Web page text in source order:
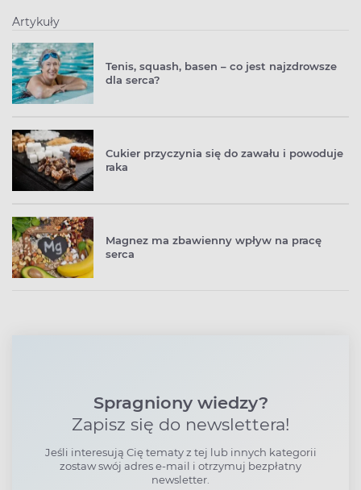
Artykuły
Tenis, squash, basen – co jest najzdrowsze
dla serca?
Cukier przyczynia się do zawału i powoduje
raka
Magnez ma zbawienny wpływ na pracę
serca
Spragniony wiedzy?
Zapisz się do newslettera!
Jeśli interesują Cię tematy z tej lub innych kategorii
zostaw swój adres e-mail i otrzymuj bezpłatny
newsletter.